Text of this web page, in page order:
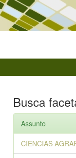
Busca
Assunto
CIENCIAS